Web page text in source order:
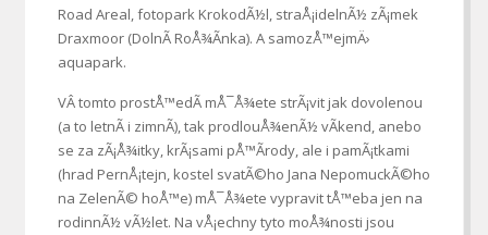
Road Areal, fotopark KrokodÃ½l, straÅ¡idelnÃ½ zÃ¡mek
Draxmoor (DolnÃ­ RoÅ¾Ã­nka). A samozÅ™ejmÄ›
aquapark.
VÂ tomto prostÅ™edÃ­ mÅ¯Å¾ete strÃ¡vit jak dovolenou
(a to letnÃ­ i zimnÃ­), tak prodlouÅ¾enÃ½ vÃ­kend, anebo
se za zÃ¡Å¾itky, krÃ¡sami pÅ™Ã­rody, ale i pamÃ¡tkami
(hrad PernÅ¡tejn, kostel svatÃ©ho Jana NepomuckÃ©ho
na ZelenÃ© hoÅ™e) mÅ¯Å¾ete vypravit tÅ™eba jen na
rodinnÃ½ vÃ½let. Na vÅ¡echny tyto moÅ¾nosti jsou